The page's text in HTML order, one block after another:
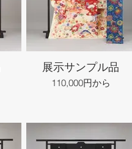
展示サンプル品
110,000円から